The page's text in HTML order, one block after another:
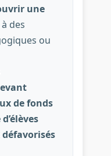
une
des
ou
de fonds